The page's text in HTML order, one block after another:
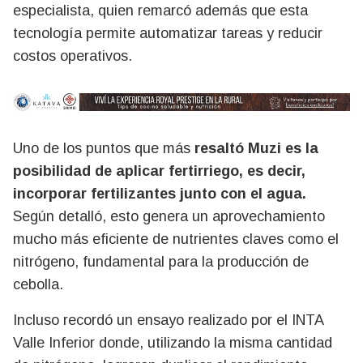
especialista, quien remarcó además que esta
tecnología permite automatizar tareas y reducir
costos operativos.
Uno de los puntos que más resaltó Muzi es la
posibilidad de aplicar fertirriego, es decir,
incorporar fertilizantes junto con el agua.
Según detalló, esto genera un aprovechamiento
mucho más eficiente de nutrientes claves como el
nitrógeno, fundamental para la producción de
cebolla.
Incluso recordó un ensayo realizado por el INTA
Valle Inferior donde, utilizando la misma cantidad